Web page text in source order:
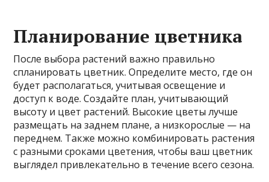
Планирование цветника
После выбора растений важно правильно
спланировать цветник. Определите место, где он
будет располагаться, учитывая освещение и
доступ к воде. Создайте план, учитывающий
высоту и цвет растений. Высокие цветы лучше
размещать на заднем плане, а низкорослые — на
переднем. Также можно комбинировать растения
с разными сроками цветения, чтобы ваш цветник
выглядел привлекательно в течение всего сезона.